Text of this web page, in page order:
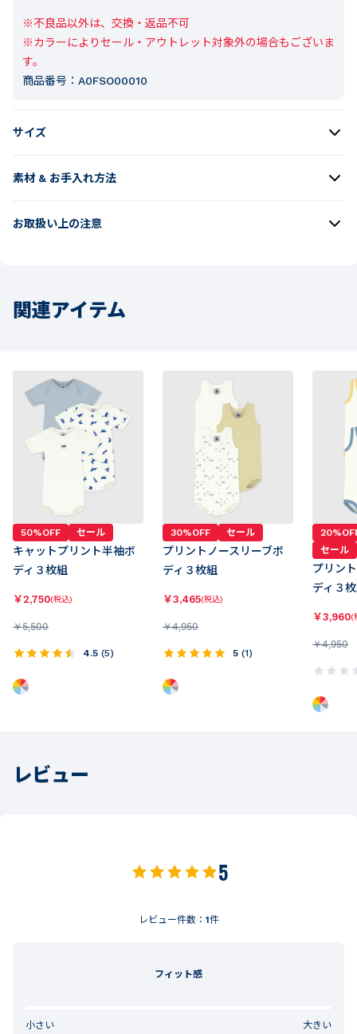
※不良品以外は、交換・返品不可
※カラーによりセール・アウトレット対象外の場合もございま
す。
商品番号： A0FSO00010
サイズ
素材 & お手入れ方法
お取扱い上の注意
関連アイテム
50%OFF セール
キャットプリント半袖ボ
ディ３枚組
￥2,750(税込)
￥5,500
4.5 (5)
30%OFF セール
プリントノースリーブボ
ディ３枚組
￥3,465(税込)
￥4,950
5 (1)
セール
プリン
ディ３
￥3,960(
￥4,950
レビュー
5
レビュー件数： 1件
フィット感
小さい 大きい